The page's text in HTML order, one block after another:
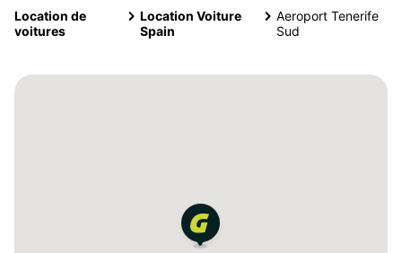
Location de
voitures
Location Voiture
Spain
Aeroport Tenerife
Sud